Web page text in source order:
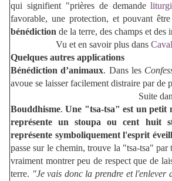
qui signifient "prières de demande
favorable, une protection, et pouvant être
bénédiction de la terre, des champs et des
Vu et en savoir plus dans
Quelques autres applications
Bénédiction d’animaux. Dans les
avoue se laisser facilement distraire par de
Suite
Bouddhisme. Une "tsa-tsa" est un petit
représente un stoupa ou cent huit
représente symboliquement l'esprit
passe sur le chemin, trouve la "tsa-tsa" par
vraiment montrer peu de respect que de
terre. "Je vais donc la prendre et l'enlever